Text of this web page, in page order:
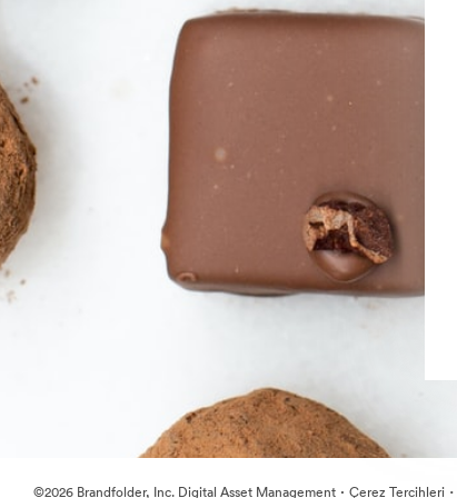
©2026 Brandfolder, Inc. Digital Asset Management · Çerez Tercihleri ·